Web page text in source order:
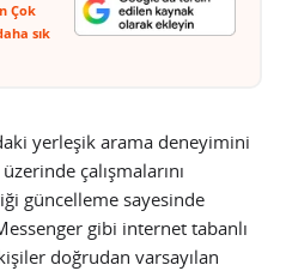
Çok
sık
yerleşik arama deneyimini
çalışmalarını
güncelleme sayesinde
gibi internet tabanlı
doğrudan varsayılan